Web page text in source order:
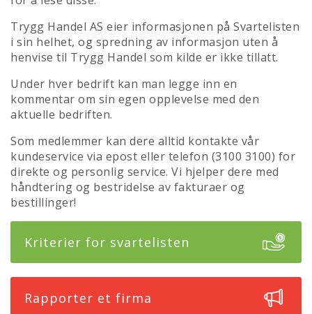
Trygg Handel AS eier informasjonen på Svartelisten
i sin helhet, og spredning av informasjon uten å
henvise til Trygg Handel som kilde er ikke tillatt.
Under hver bedrift kan man legge inn en
kommentar om sin egen opplevelse med den
aktuelle bedriften.
Som medlemmer kan dere alltid kontakte vår
kundeservice via epost eller telefon (3100 3100) for
direkte og personlig service. Vi hjelper dere med
håndtering og bestridelse av fakturaer og
bestillinger!
Kriterier for svartelisten
Rapporter et firma